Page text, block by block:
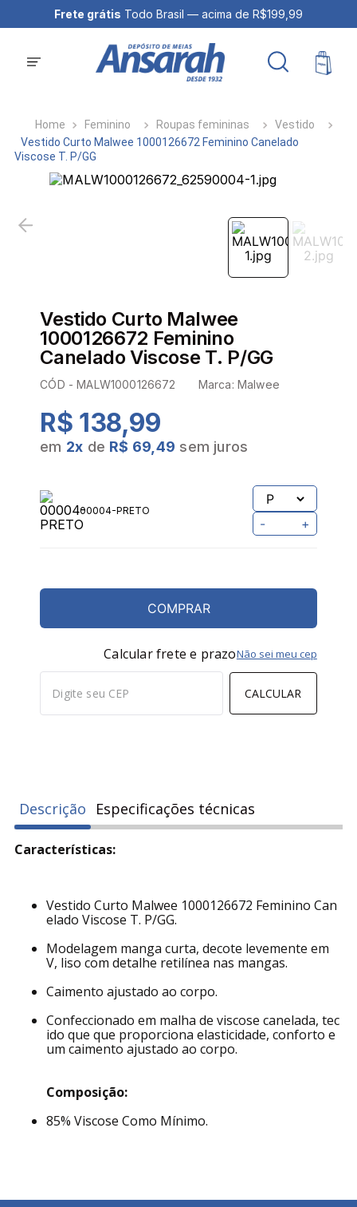
Frete grátis Todo Brasil — acima de R$199,99
Feminino Roupas femininas
Vestido
Vestido Curto Malwee 1000126672 Feminino Canelado
Viscose T. P/GG
Vestido Curto Malwee
1000126672 Feminino
Canelado Viscose T. P/GG
CÓD -MALW1000126672 Marca: Malwee
R$ 138,99
em 2x de R$ 69,49 sem juros
00004-PRETO
- +
COMPRAR
Calcular frete e prazo
CALCULAR
Não sei meu cep
Descrição Especificações técnicas
Características:
Vestido Curto Malwee 1000126672 Feminino Can
elado Viscose T. P/GG.
Modelagem manga curta, decote levemente em
V, liso com detalhe retilínea nas mangas.
Caimento ajustado ao corpo.
Confeccionado em malha de viscose canelada, tec
ido que que proporciona elasticidade, conforto e
um caimento ajustado ao corpo.
Composição:
85% Viscose Como Mínimo.